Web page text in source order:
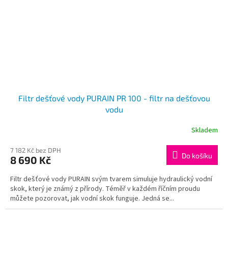
Filtr dešťové vody PURAIN PR 100 - filtr na dešťovou
vodu
Skladem
7 182 Kč bez DPH
8 690 Kč Do košíku
Filtr dešťové vody PURAIN svým tvarem simuluje hydraulický vodní
skok, který je známý z přírody. Téměř v každém říčním proudu
můžete pozorovat, jak vodní skok funguje. Jedná se...